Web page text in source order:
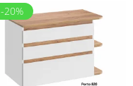
-20%